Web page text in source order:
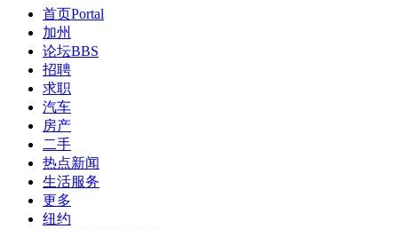
首页Portal
加州
论坛BBS
招聘
求职
汽车
房产
二手
热点新闻
生活服务
更多
纽约